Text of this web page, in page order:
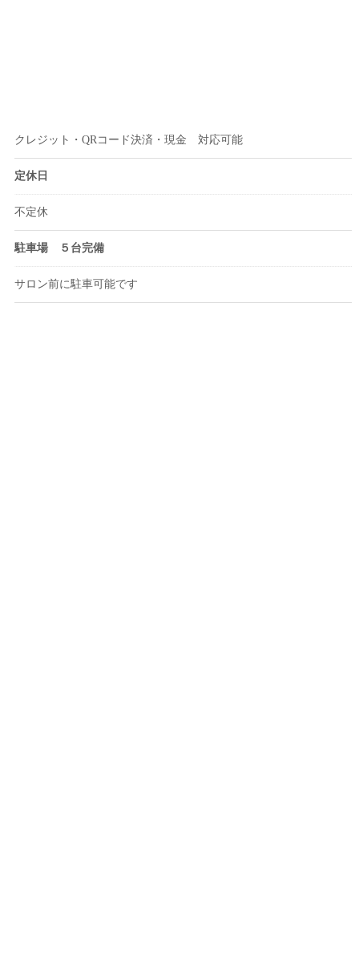
クレジット・QRコード決済・現金 対応可能
定休日
不定休
駐車場 ５台完備
サロン前に駐車可能です